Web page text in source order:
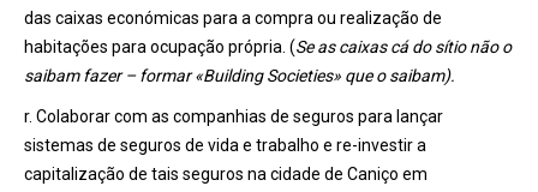
das caixas económicas para a compra ou realização de
habitações para ocupação própria. (Se as caixas cá do sítio não o
saibam fazer – formar «Building Societies» que o saibam).
r. Colaborar com as companhias de seguros para lançar
sistemas de seguros de vida e trabalho e re-investir a
capitalização de tais seguros na cidade de Caniço em